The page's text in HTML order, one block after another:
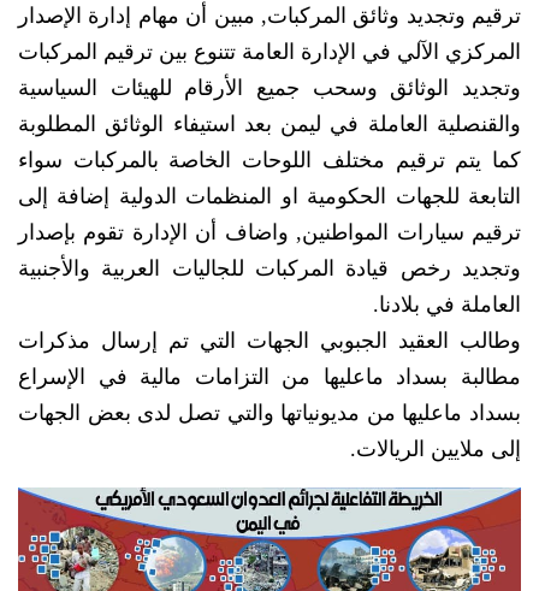
ترقيم وتجديد وثائق المركبات, مبين أن مهام إدارة الإصدار
المركزي الآلي في الإدارة العامة تتنوع بين ترقيم المركبات
وتجديد الوثائق وسحب جميع الأرقام للهيئات السياسية
والقنصلية العاملة في ليمن بعد استيفاء الوثائق المطلوبة
كما يتم ترقيم مختلف اللوحات الخاصة بالمركبات سواء
التابعة للجهات الحكومية او المنظمات الدولية إضافة إلى
ترقيم سيارات المواطنين, واضاف أن الإدارة تقوم بإصدار
وتجديد رخص قيادة المركبات للجاليات العربية والأجنبية
العاملة في بلادنا.
وطالب العقيد الجبوبي الجهات التي تم إرسال مذكرات
مطالبة بسداد ماعليها من التزامات مالية في الإسراع
بسداد ماعليها من مديونياتها والتي تصل لدى بعض الجهات
إلى ملايين الريالات.